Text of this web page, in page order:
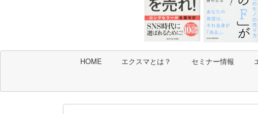
HOME エクスマとは？ セミナー情報